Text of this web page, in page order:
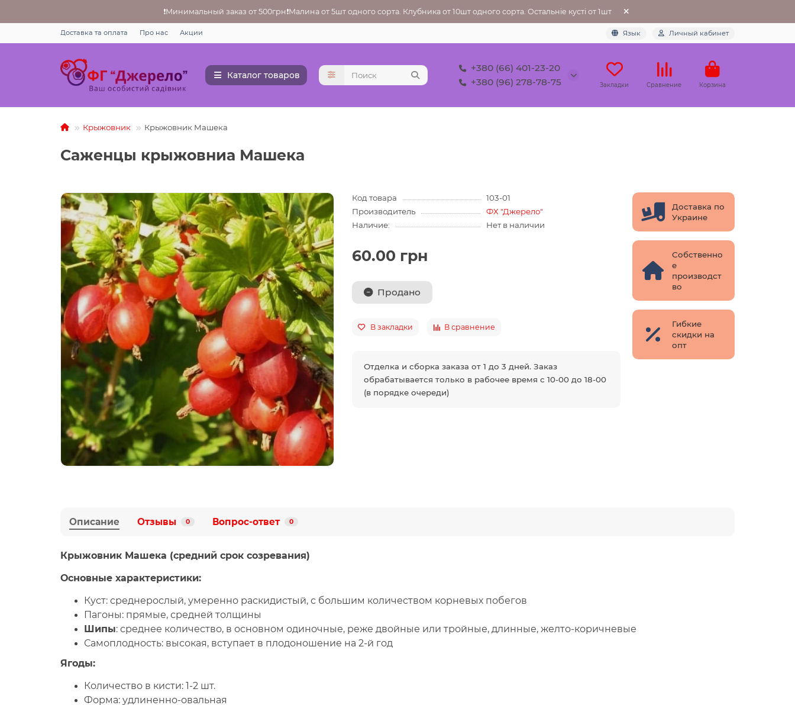
❗Минимальный заказ от 500грн❗Малина от 5шт одного сорта. Клубника от 10шт одного сорта. Остальніе кусті от 1шт
Доставка та оплата Про нас Акции Язык Личный кабинет
Каталог товаров
+380 (66) 401-23-20
+380 (96) 278-78-75
Закладки Сравнение Корзина
Крыжовник Крыжовник Машека
Саженцы крыжовниа Машека
Код товара
103-01
Производитель
ФХ "Джерело"
Наличие:
Нет в наличии
60.00 грн
Продано
В закладки В сравнение
Отделка и сборка заказа от 1 до 3 дней. Заказ
обрабатывается только в рабочее время с 10-00 до 18-00
(в порядке очереди)
Доставка по
Украине
Собственно
е
производст
во
Гибкие
скидки на
опт
Описание Отзывы 0 Вопрос-ответ 0
Крыжовник Машека (средний срок созревания)
Основные характеристики:
Куст: среднерослый, умеренно раскидистый, с большим количеством корневых побегов
Пагоны: прямые, средней толщины
Шипы: среднее количество, в основном одиночные, реже двойные или тройные, длинные, желто-коричневые
Самоплодность: высокая, вступает в плодоношение на 2-й год
Ягоды:
Количество в кисти: 1-2 шт.
Форма: удлиненно-овальная